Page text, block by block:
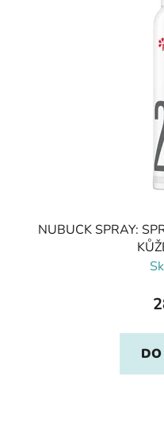
NUBUCK SPRAY: